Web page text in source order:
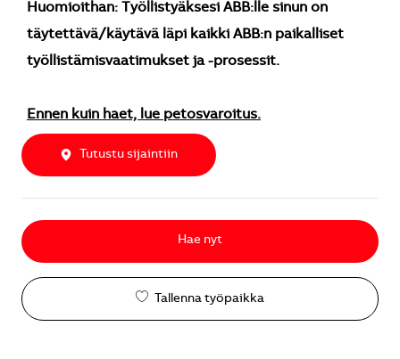
Huomioithan: Työllistyäksesi ABB:lle sinun on
täytettävä/käytävä läpi kaikki ABB:n paikalliset
työllistämisvaatimukset ja -prosessit.
Ennen kuin haet, lue petosvaroitus.
Tutustu sijaintiin
Hae nyt
Tallenna työpaikka